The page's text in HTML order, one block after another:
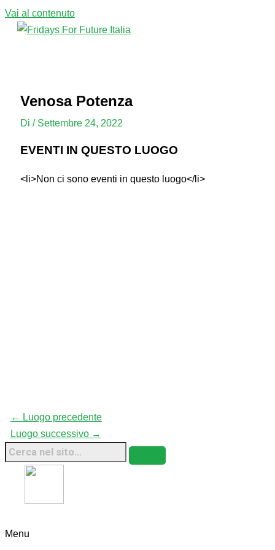
Vai al contenuto
Venosa Potenza
Di/ Settembre 24, 2022
EVENTI IN QUESTO LUOGO
<li>Non ci sono eventi in questo luogo</li>
← Luogo precedente
Luogo successivo →
Menu